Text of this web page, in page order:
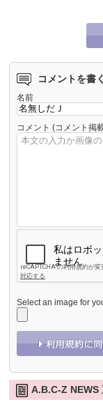
コメントを書く
名前
コメント (コメント掲
Select an image for
A.B.C-Z NEWS